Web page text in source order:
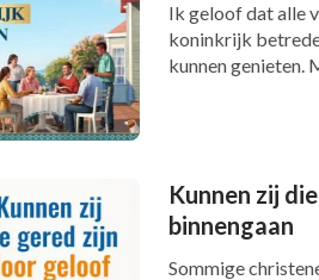
Ik geloof dat alle
koninkrijk
kunnen genieten.
Kunnen zij
binnengaan
Sommige